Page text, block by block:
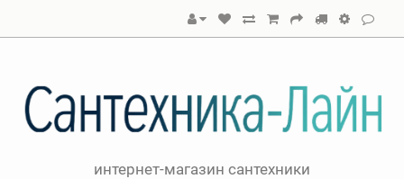
интернет-магазин сантехники